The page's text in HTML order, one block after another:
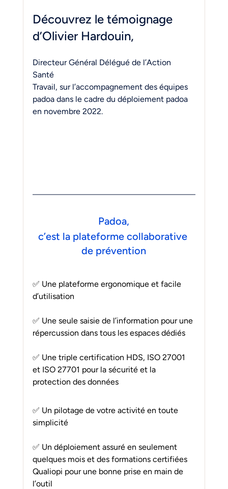
Découvrez le témoignage
d’Olivier Hardouin,
Directeur Général Délégué de l’Action
Santé
Travail, sur l’accompagnement des équipes
padoa dans le cadre du déploiement padoa
en novembre 2022.
Padoa,
c’est la plateforme collaborative
de prévention
✅ Une plateforme ergonomique et facile
d’utilisation
✅ Une seule saisie de l’information pour une
répercussion dans tous les espaces dédiés
✅ Une triple certification HDS, ISO 27001
et ISO 27701 pour la sécurité et la
protection des données
✅ Un pilotage de votre activité en toute
simplicité
✅ Un déploiement assuré en seulement
quelques mois et des formations certifiées
Qualiopi pour une bonne prise en main de
l’outil